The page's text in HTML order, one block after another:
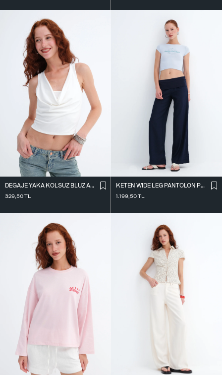
DEGAJE YAKA KOLSUZ BLUZ A0980
329,50TL
KETEN WIDE LEG PANTOLON PN18549
1.199,50TL